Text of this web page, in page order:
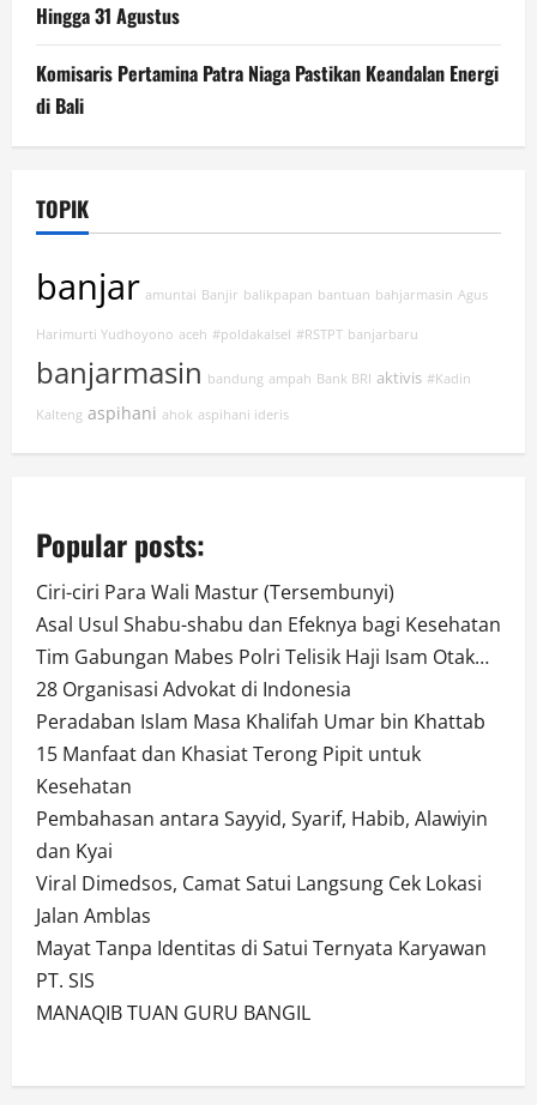
Hingga 31 Agustus
Komisaris Pertamina Patra Niaga Pastikan Keandalan Energi
di Bali
TOPIK
banjar amuntai Banjir balikpapan bantuan bahjarmasin Agus
Harimurti Yudhoyono aceh #poldakalsel #RSTPT banjarbaru
banjarmasin bandung ampah Bank BRI aktivis #Kadin
Kalteng aspihani ahok aspihani ideris
Popular posts:
Ciri-ciri Para Wali Mastur (Tersembunyi)
Asal Usul Shabu-shabu dan Efeknya bagi Kesehatan
Tim Gabungan Mabes Polri Telisik Haji Isam Otak…
28 Organisasi Advokat di Indonesia
Peradaban Islam Masa Khalifah Umar bin Khattab
15 Manfaat dan Khasiat Terong Pipit untuk
Kesehatan
Pembahasan antara Sayyid, Syarif, Habib, Alawiyin
dan Kyai
Viral Dimedsos, Camat Satui Langsung Cek Lokasi
Jalan Amblas
Mayat Tanpa Identitas di Satui Ternyata Karyawan
PT. SIS
MANAQIB TUAN GURU BANGIL